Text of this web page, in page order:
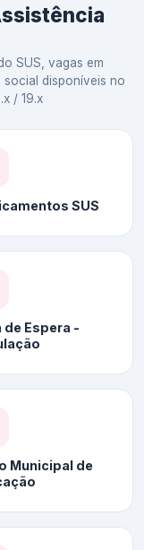
SUS, vagas em
social disponíveis no
/ 19.x
SUS
de Espera -
Municipal de